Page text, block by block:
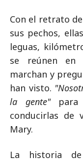
Con el retrato
sus pechos,
leguas,
se reúnen en
marchan y
han visto.
la gente"para
conducirlas de
Mary.
La historia